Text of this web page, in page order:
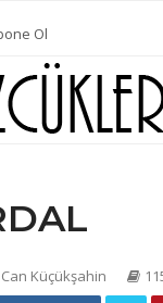
Ol
Küçükşahin